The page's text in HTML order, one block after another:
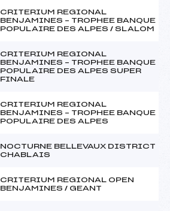
CRITERIUM REGIONAL
BENJAMINES – TROPHEE BANQUE
POPULAIRE DES ALPES / SLALOM
CRITERIUM REGIONAL
BENJAMINES – TROPHEE BANQUE
POPULAIRE DES ALPES SUPER
FINALE
CRITERIUM REGIONAL
BENJAMINES – TROPHEE BANQUE
POPULAIRE DES ALPES
NOCTURNE BELLEVAUX DISTRICT
CHABLAIS
CRITERIUM REGIONAL OPEN
BENJAMINES / GEANT